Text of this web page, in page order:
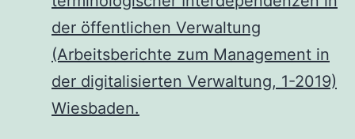
der öffentlichen Verwaltung
(Arbeitsberichte zum Management in
der digitalisierten Verwaltung, 1-2019)
Wiesbaden.